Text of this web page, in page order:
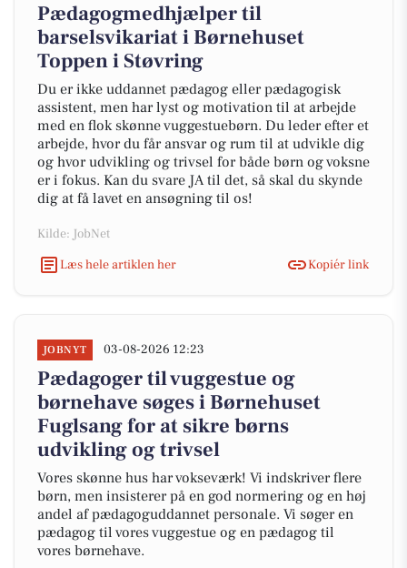
Pædagogmedhjælper til
barselsvikariat i Børnehuset
Toppen i Støvring
Du er ikke uddannet pædagog eller pædagogisk
assistent, men har lyst og motivation til at arbejde
med en flok skønne vuggestuebørn. Du leder efter et
arbejde, hvor du får ansvar og rum til at udvikle dig
og hvor udvikling og trivsel for både børn og voksne
er i fokus. Kan du svare JA til det, så skal du skynde
dig at få lavet en ansøgning til os!
Kilde: JobNet
Læs hele artiklen her
Kopiér link
JOBNYT 03-08-2026 12:23
Pædagoger til vuggestue og
børnehave søges i Børnehuset
Fuglsang for at sikre børns
udvikling og trivsel
Vores skønne hus har vokseværk! Vi indskriver flere
børn, men insisterer på en god normering og en høj
andel af pædagoguddannet personale. Vi søger en
pædagog til vores vuggestue og en pædagog til
vores børnehave.